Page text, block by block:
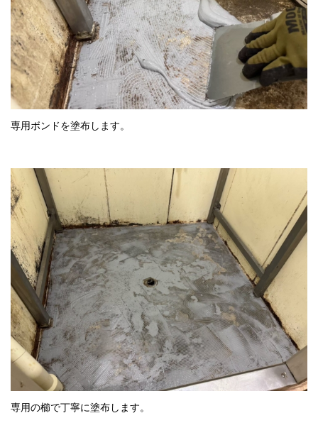
専用ボンドを塗布します。
専用の櫛で丁寧に塗布します。